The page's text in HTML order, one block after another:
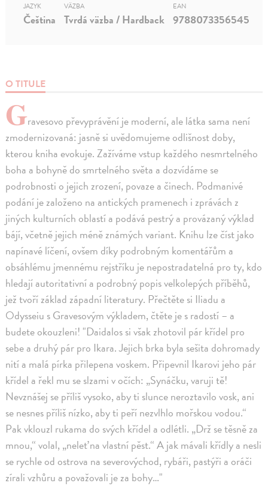
O TITULE
Gravesovo převyprávění je moderní, ale látka sama není
zmodernizovaná: jasně si uvědomujeme odlišnost doby,
kterou kniha evokuje. Zažíváme vstup každého nesmrtelného
boha a bohyně do smrtelného světa a dozvídáme se
podrobnosti o jejich zrození, povaze a činech. Podmanivé
podání je založeno na antických pramenech i zprávách z
jiných kulturních oblastí a podává pestrý a provázaný výklad
bájí, včetně jejich méně známých variant. Knihu lze číst jako
napínavé líčení, ovšem díky podrobným komentářům a
obsáhlému jmennému rejstříku je nepostradatelná pro ty, kdo
hledají autoritativní a podrobný popis velkolepých příběhů,
jež tvoří základ západní literatury. Přečtěte si Iliadu a
Odysseiu s Gravesovým výkladem, čtěte je s radostí – a
budete okouzleni! "Daidalos si však zhotovil pár křídel pro
sebe a druhý pár pro Ikara. Jejich brka byla sešita dohromady
nití a malá pírka přilepena voskem. Připevnil Ikarovi jeho pár
křídel a řekl mu se slzami v očích: „Synáčku, varuji tě!
Nevznášej se příliš vysoko, aby ti slunce neroztavilo vosk, ani
se nesnes příliš nízko, aby ti peří nezvlhlo mořskou vodou.“
Pak vklouzl rukama do svých křídel a odlétli. „Drž se těsně za
mnou,“ volal, „neleť na vlastní pěst.“ A jak mávali křídly a nesli
se rychle od ostrova na severovýchod, rybáři, pastýři a oráči
zírali vzhůru a považovali je za bohy…"
JAZYK
Čeština
VÄZBA
Tvrdá väzba / Hardback
EAN
9788073356545